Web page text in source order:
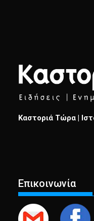
Καστοριά Τώρα |
Επικοινωνία